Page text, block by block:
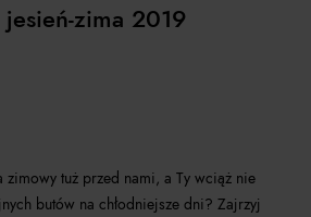
zima 2019
zimowy tuż przed nami, a Ty wciąż nie
butów na chłodniejsze dni? Zajrzyj